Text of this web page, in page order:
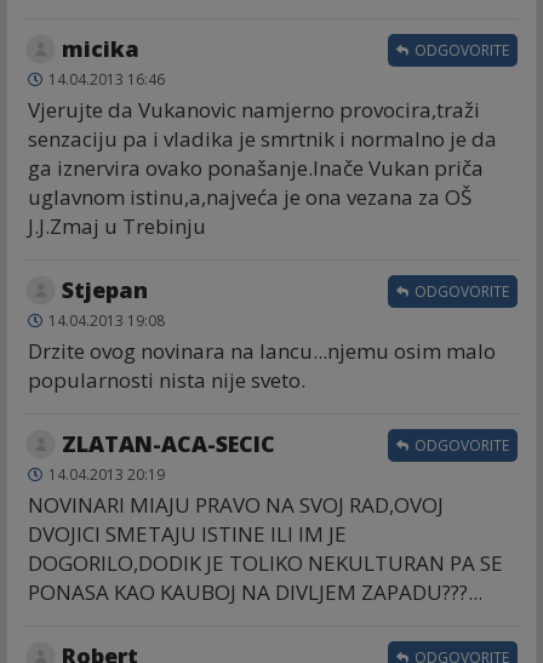
micika
14.04.2013 16:46
Vjerujte da Vukanovic namjerno provocira,traži
senzaciju pa i vladika je smrtnik i normalno je da
ga iznervira ovako ponašanje.Inače Vukan priča
uglavnom istinu,a,najveća je ona vezana za OŠ
J.J.Zmaj u Trebinju
ODGOVORITE
Stjepan
14.04.2013 19:08
Drzite ovog novinara na lancu...njemu osim malo
popularnosti nista nije sveto.
ODGOVORITE
ZLATAN-ACA-SECIC
14.04.2013 20:19
NOVINARI MIAJU PRAVO NA SVOJ RAD,OVOJ
DVOJICI SMETAJU ISTINE ILI IM JE
DOGORILO,DODIK JE TOLIKO NEKULTURAN PA SE
PONASA KAO KAUBOJ NA DIVLJEM ZAPADU???...
ODGOVORITE
Robert ODGOVORITE